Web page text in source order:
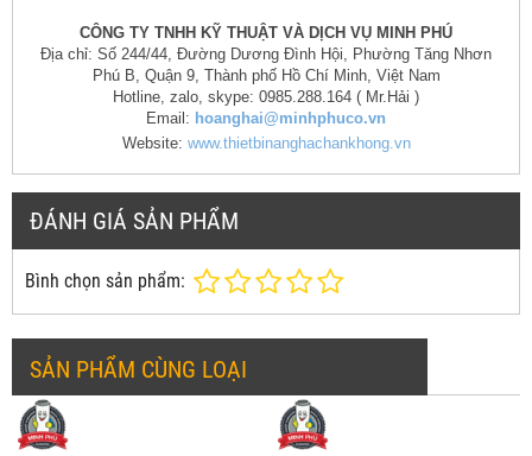
CÔNG TY TNHH KỸ THUẬT VÀ DỊCH VỤ MINH PHÚ
Địa chỉ: Số 244/44, Đường Dương Đình Hội, Phường Tăng Nhơn
Phú B, Quận 9, Thành phố Hồ Chí Minh, Việt Nam
Hotline, zalo, skype: 0985.288.164 ( Mr.Hải )
Email: hoanghai@minhphuco.vn
Website: www.thietbinanghachankhong.vn
ĐÁNH GIÁ SẢN PHẨM
Bình chọn sản phẩm:
SẢN PHẨM CÙNG LOẠI